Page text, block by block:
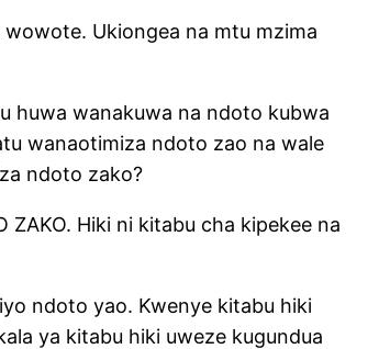
Ukiongea na mtu mzima
huwa wanakuwa na ndoto kubwa
wanaotimiza ndoto zao na wale
ndoto zako?
ZAKO. Hiki ni kitabu cha kipekee na
ndoto yao. Kwenye kitabu hiki
ya kitabu hiki uweze kugundua